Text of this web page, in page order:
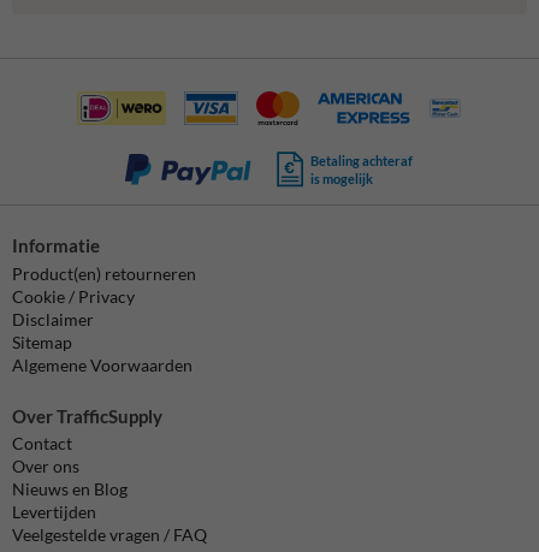
Betaling achteraf
is mogelijk
Informatie
Product(en) retourneren
Cookie / Privacy
Disclaimer
Sitemap
Algemene Voorwaarden
Over TrafficSupply
Contact
Over ons
Nieuws en Blog
Levertijden
Veelgestelde vragen / FAQ